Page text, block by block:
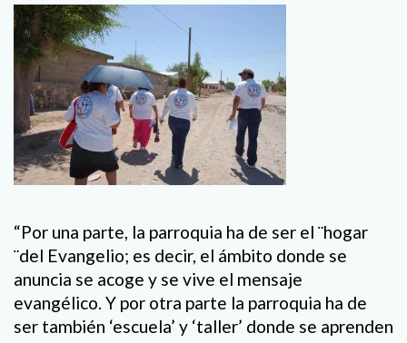
“Por una parte, la parroquia ha de ser el ¨hogar
¨del Evangelio; es decir, el ámbito donde se
anuncia se acoge y se vive el mensaje
evangélico. Y por otra parte la parroquia ha de
ser también ‘escuela’ y ‘taller’ donde se aprenden